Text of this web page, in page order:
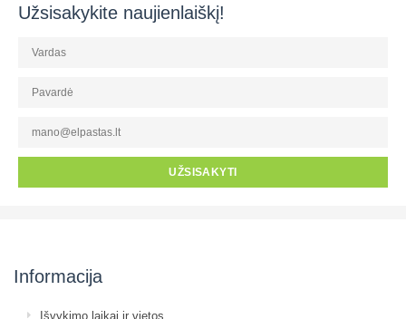
Užsisakykite naujienlaiškį!
UŽSISAKYTI
Informacija
Išvykimo laikai ir vietos